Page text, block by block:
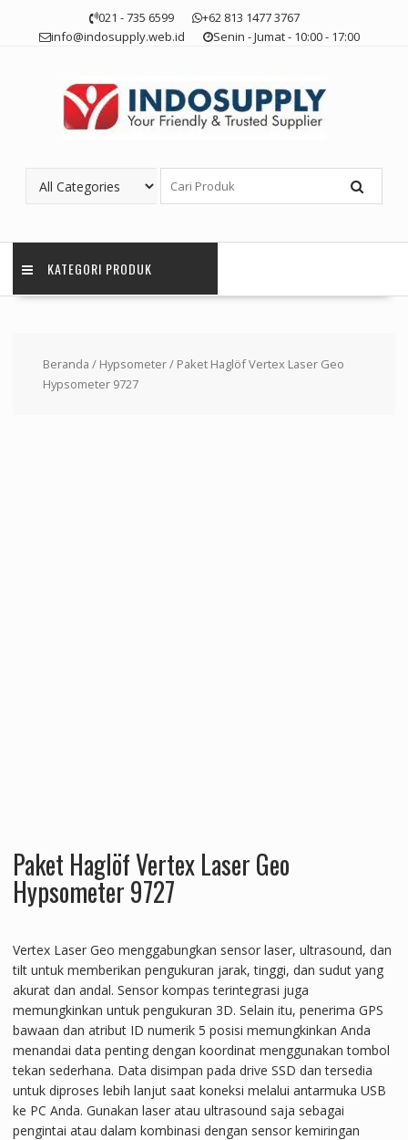
021 - 735 6599
+62 813 1477 3767
info@indosupply.web.id
Senin - Jumat - 10:00 - 17:00
KATEGORI PRODUK
Beranda / Hypsometer/ Paket Haglöf Vertex Laser Geo
Hypsometer 9727
Paket Haglöf Vertex Laser Geo
Hypsometer 9727
Vertex Laser Geo menggabungkan sensor laser, ultrasound, dan
tilt untuk memberikan pengukuran jarak, tinggi, dan sudut yang
akurat dan andal. Sensor kompas terintegrasi juga
memungkinkan untuk pengukuran 3D. Selain itu, penerima GPS
bawaan dan atribut ID numerik 5 posisi memungkinkan Anda
menandai data penting dengan koordinat menggunakan tombol
tekan sederhana. Data disimpan pada drive SSD dan tersedia
untuk diproses lebih lanjut saat koneksi melalui antarmuka USB
ke PC Anda. Gunakan laser atau ultrasound saja sebagai
pengintai atau dalam kombinasi dengan sensor kemiringan